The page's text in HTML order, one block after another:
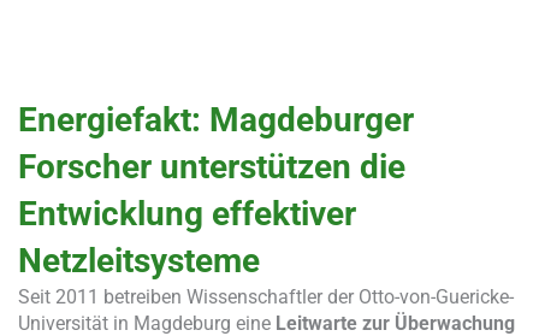
Energiefakt: Magdeburger
Forscher unterstützen die
Entwicklung effektiver
Netzleitsysteme
Seit 2011 betreiben Wissenschaftler der Otto-von-Guericke-
Universität in Magdeburg eine Leitwarte zur Überwachung